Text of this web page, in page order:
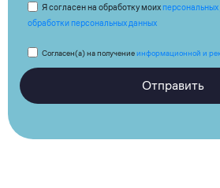
Я согласен на обработку моих
обработки персональных данных
Согласен(а) на получениеинформационной и
Отправить